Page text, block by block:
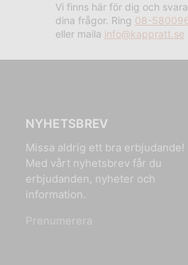
Vi finns här för dig och
dina frågor. Ring 08-
eller maila info@kappratt.se
NYHETSBREV
Missa aldrig ett bra erbjudande!
Med vårt nyhetsbrev får du
erbjudanden, nyheter och
information.
Prenumerera